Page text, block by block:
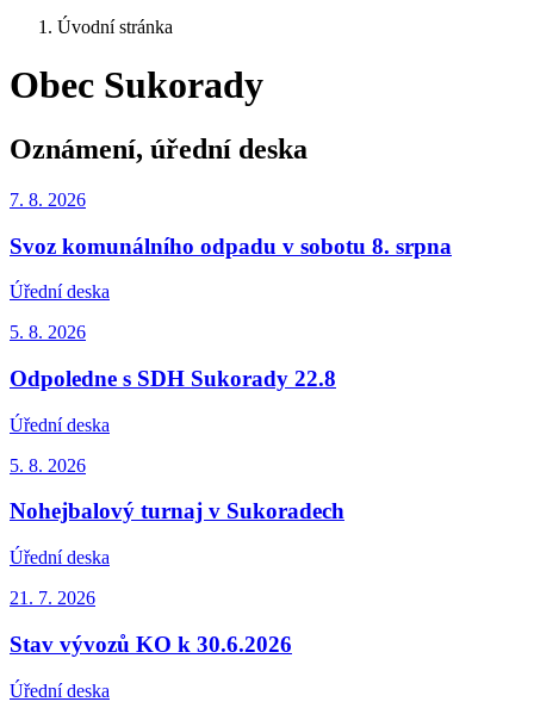
Úvodní stránka
Obec Sukorady
Oznámení, úřední deska
7. 8. 2026
Svoz komunálního odpadu v sobotu 8. srpna
Úřední deska
5. 8. 2026
Odpoledne s SDH Sukorady 22.8
Úřední deska
5. 8. 2026
Nohejbalový turnaj v Sukoradech
Úřední deska
21. 7. 2026
Stav vývozů KO k 30.6.2026
Úřední deska